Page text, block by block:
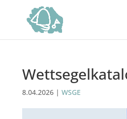
8.04.2026| WSGE